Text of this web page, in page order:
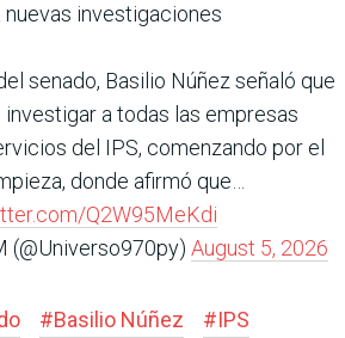
nuevas investigaciones
senado, Basilio Núñez señaló que
investigar a todas las empresas
del IPS, comenzando por el
donde afirmó que…
Q2W95MeKdi
(@Universo970py) August 5, 2026
#Basilio Núñez #IPS